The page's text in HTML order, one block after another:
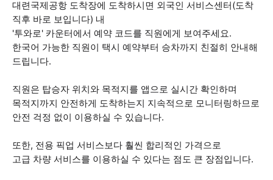
대련국제공항 도착장에 도착하시면 외국인 서비스센터(도착
직후 바로 보입니다) 내
'투와로' 카운터에서 예약 코드를 직원에게 보여주세요.
한국어 가능한 직원이 택시 예약부터 승차까지 친절히 안내해
드립니다.
직원은 탑승자 위치와 목적지를 앱으로 실시간 확인하며
목적지까지 안전하게 도착하는지 지속적으로 모니터링하므로
안전 걱정 없이 이용하실 수 있습니다.
또한, 전용 픽업 서비스보다 훨씬 합리적인 가격으로
고급 차량 서비스를 이용하실 수 있다는 점도 큰 장점입니다.